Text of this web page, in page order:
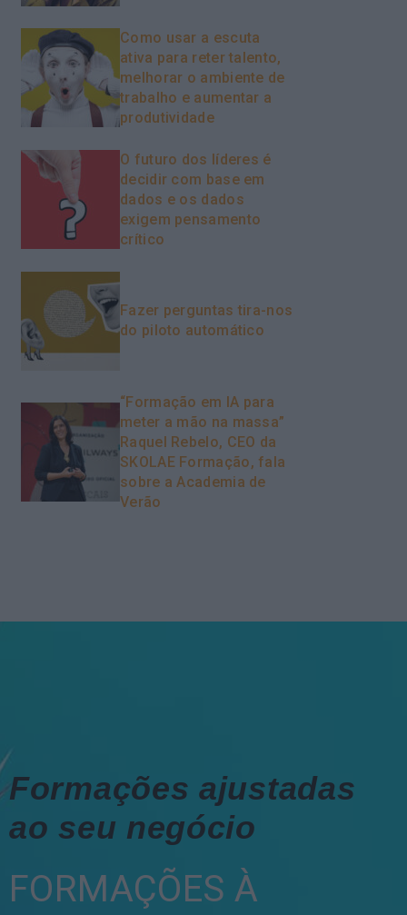
Como usar a escuta
ativa para reter talento,
melhorar o ambiente de
trabalho e aumentar a
produtividade
O futuro dos líderes é
decidir com base em
dados e os dados
exigem pensamento
crítico
Fazer perguntas tira-nos
do piloto automático
“Formação em IA para
meter a mão na massa”
Raquel Rebelo, CEO da
SKOLAE Formação, fala
sobre a Academia de
Verão
Formações ajustadas
ao seu negócio
FORMAÇÕES À